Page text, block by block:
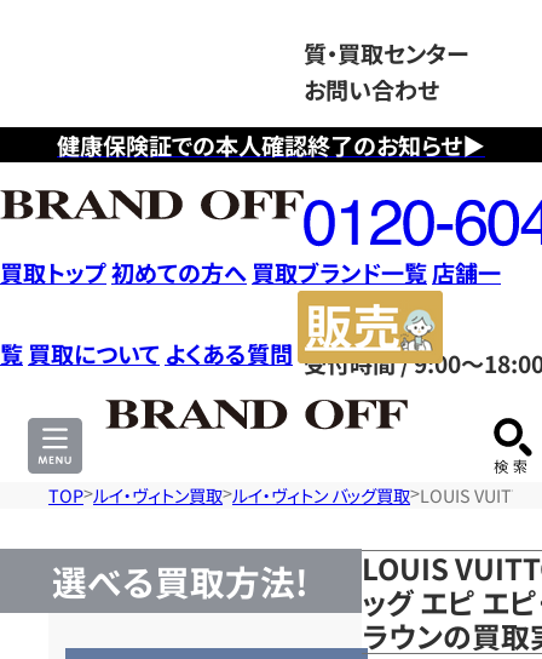
健康保険証での本人確認終了のお知らせ▶
質・買取センター
お問い合わせ
フ
リ
ー
ダ
イ
ヤ
ル
0120604117
受付時間 / 9:00～
買取トップ初めての方へ 買取ブランド一覧店舗一
覧 買取について よくある質問
サ
TOP ルイ・ヴィトン買取 ルイ・ヴィトン バッグ買取 LOUIS
選べる買取方法!
LOUIS
ッグ エピ エ
ラウンの買取